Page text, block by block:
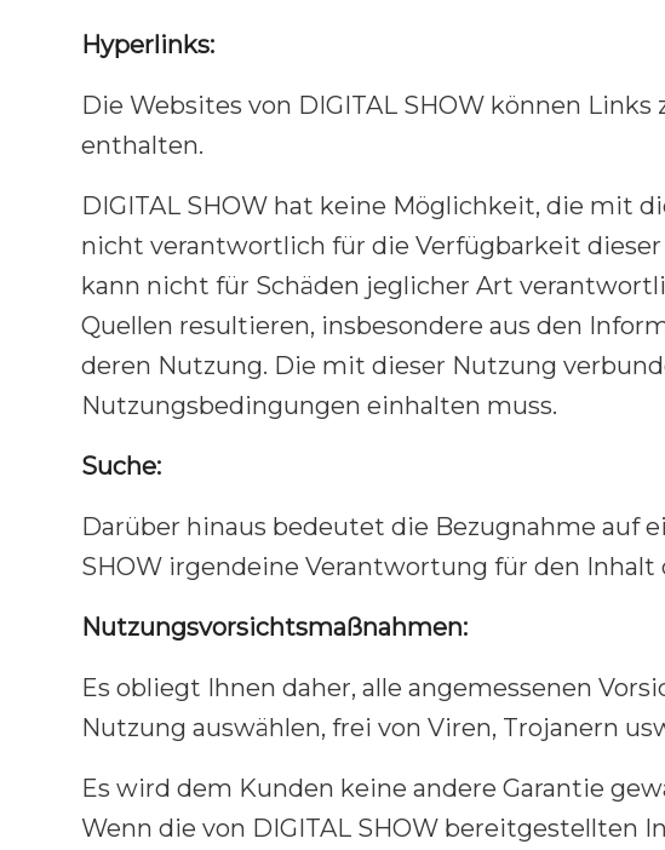
Hyperlinks:
Die Websites von DIGITAL SHOW können
enthalten.
DIGITAL SHOW hat keine Möglichkeit, die mit
nicht verantwortlich für die Verfügbarkeit
kann nicht für Schäden jeglicher Art
Quellen resultieren, insbesondere aus den
deren Nutzung. Die mit dieser Nutzung
Nutzungsbedingungen einhalten muss.
Suche:
Darüber hinaus bedeutet die Bezugnahme auf
SHOW irgendeine Verantwortung für den
Nutzungsvorsichtsmaßnahmen:
Es obliegt Ihnen daher, alle angemessenen
Nutzung auswählen, frei von Viren, Trojanern
Es wird dem Kunden keine andere Garantie
Wenn die von DIGITAL SHOW bereitgestellten